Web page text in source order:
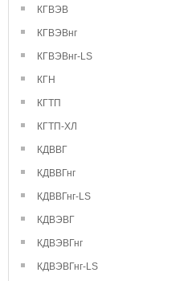
КГВЭВ
КГВЭВнг
КГВЭВнг-LS
КГН
КГТП
КГТП-ХЛ
КДВВГ
КДВВГнг
КДВВГнг-LS
КДВЭВГ
КДВЭВГнг
КДВЭВГнг-LS